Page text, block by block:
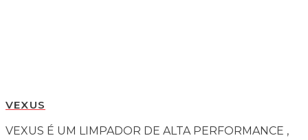
VEXUS
VEXUS É UM LIMPADOR DE ALTA PERFORMANCE ,